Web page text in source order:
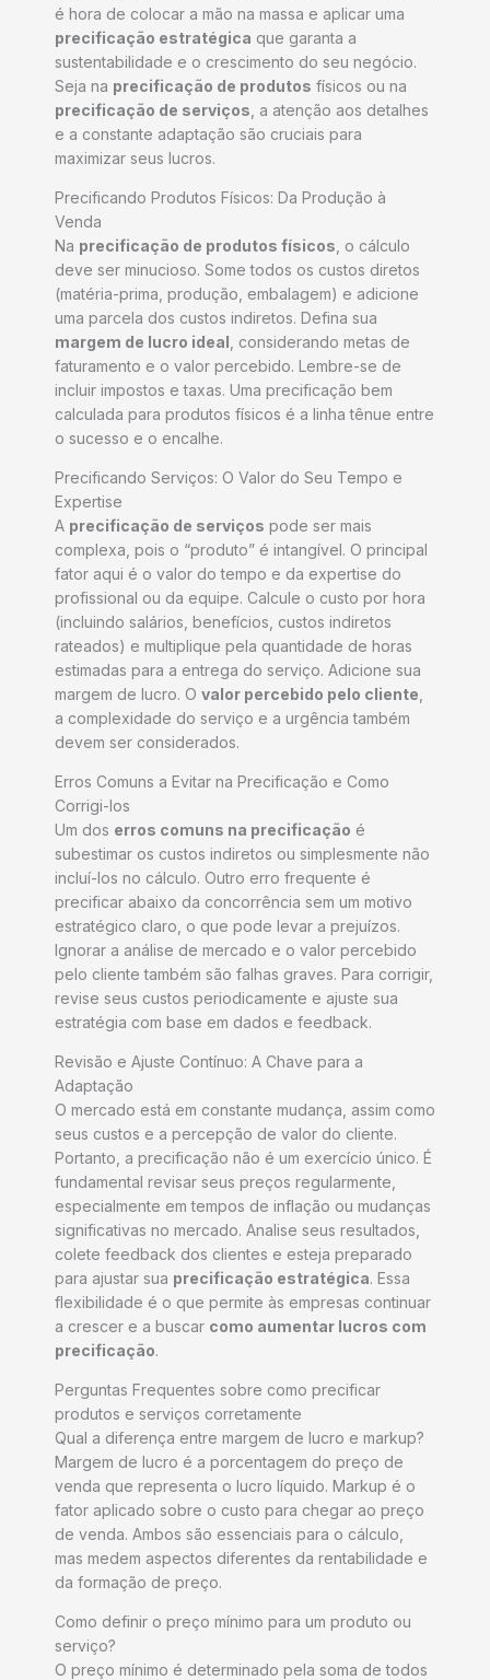
é hora de colocar a mão na massa e aplicar uma
precificação estratégica que garanta a
sustentabilidade e o crescimento do seu negócio.
Seja na precificação de produtos físicos ou na
precificação de serviços , a atenção aos detalhes
e a constante adaptação são cruciais para
maximizar seus lucros.
Precificando Produtos Físicos: Da Produção à
Venda
Na precificação de produtos físicos , o cálculo
deve ser minucioso. Some todos os custos diretos
(matéria-prima, produção, embalagem) e adicione
uma parcela dos custos indiretos. Defina sua
margem de lucro ideal , considerando metas de
faturamento e o valor percebido. Lembre-se de
incluir impostos e taxas. Uma precificação bem
calculada para produtos físicos é a linha tênue entre
o sucesso e o encalhe.
Precificando Serviços: O Valor do Seu Tempo e
Expertise
A precificação de serviços pode ser mais
complexa, pois o “produto” é intangível. O principal
fator aqui é o valor do tempo e da expertise do
profissional ou da equipe. Calcule o custo por hora
(incluindo salários, benefícios, custos indiretos
rateados) e multiplique pela quantidade de horas
estimadas para a entrega do serviço. Adicione sua
margem de lucro. O valor percebido pelo cliente
a complexidade do serviço e a urgência também
devem ser considerados.
Erros Comuns a Evitar na Precificação e Como
Corrigi-los
Um dos erros comuns na precificação é
subestimar os custos indiretos ou simplesmente não
incluí-los no cálculo. Outro erro frequente é
precificar abaixo da concorrência sem um motivo
estratégico claro, o que pode levar a prejuízos.
Ignorar a análise de mercado e o valor percebido
pelo cliente também são falhas graves. Para corrigir,
revise seus custos periodicamente e ajuste sua
estratégia com base em dados e feedback.
Revisão e Ajuste Contínuo: A Chave para a
Adaptação
O mercado está em constante mudança, assim como
seus custos e a percepção de valor do cliente.
Portanto, a precificação não é um exercício único. É
fundamental revisar seus preços regularmente,
especialmente em tempos de inflação ou mudanças
significativas no mercado. Analise seus resultados,
colete feedback dos clientes e esteja preparado
para ajustar sua precificação estratégica. Essa
flexibilidade é o que permite às empresas continuar
a crescer e a buscar como aumentar lucros com
precificação.
Perguntas Frequentes sobre como precificar
produtos e serviços corretamente
Qual a diferença entre margem de lucro e markup?
Margem de lucro é a porcentagem do preço de
venda que representa o lucro líquido. Markup é o
fator aplicado sobre o custo para chegar ao preço
de venda. Ambos são essenciais para o cálculo,
mas medem aspectos diferentes da rentabilidade e
da formação de preço.
Como definir o preço mínimo para um produto ou
serviço?
O preço mínimo é determinado pela soma de todos